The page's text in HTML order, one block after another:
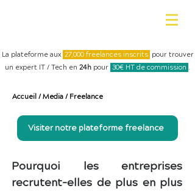
La plateforme aux 27,000 freelances inscrits pour trouver
un expert IT / Tech en 24h pour 30€ HT de commission .
Accueil / Media / Freelance
Visiter notre plateforme freelance
Pourquoi les entreprises
recrutent-elles de plus en plus